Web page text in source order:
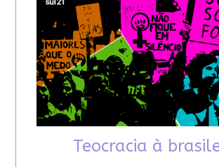
Teocracia à